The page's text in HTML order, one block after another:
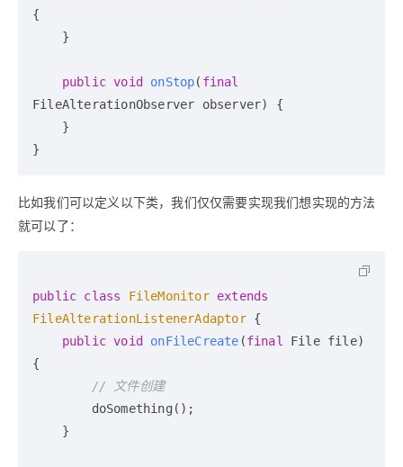
{
public void onStop( final
FileAlterationObserver observer)
{
比如我们可以定义以下类，我们仅仅需要实现我们想实现的方法
就可以了：
public class FileMonitor extends
FileAlterationListenerAdaptor {
public void onFileCreate (final
File file)
{
// 文件创建